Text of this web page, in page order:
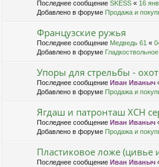
Последнее сообщение SKESS « 16
Добавлено в форуме Продажа и
Французские ружья
Последнее сообщение Медведь 61 «
Добавлено в форуме
Упоры для стрельбы -
Последнее сообщение Иван Иваныч
Добавлено в форуме Продажа и
Ягдаш и патронташ ХСН
Последнее сообщение Иван Иваныч
Добавлено в форуме Продажа и
Пластиковое ложе
Последнее сообщение Иван Иваныч